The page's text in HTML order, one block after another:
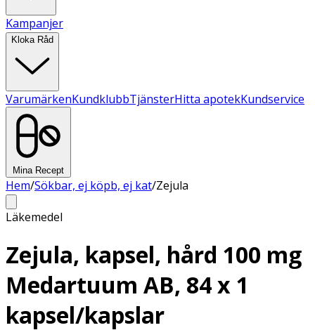
Kampanjer
Kloka Råd
VarumärkenKundklubbTjänsterHitta apotekKundservice
Mina Recept
Hem/Sökbar, ej köpb, ej kat/Zejula
Läkemedel
Zejula, kapsel, hård 100 mg
Medartuum AB, 84 x 1
kapsel/kapslar